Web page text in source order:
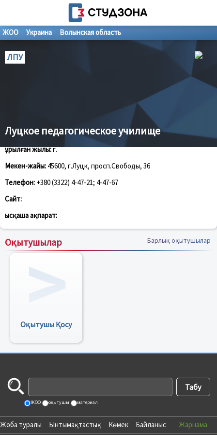
ЖОО Украина Волынская область
ЛПУ
Луцкое педагогическое училище
Құрылған жылы:г.
Мекен-жайы: 45600, г.Луцк, просп.Свободы, 36
Телефон: +380 (3322) 4-47-21; 4-47-67
Сайт:
Қысқаша ақпарат:
Оқытушылар Барлық оқытушылар
Оқытушы Қосу
ЖОО оқытушы материал
Жоба туралы Ынтымақтастық Көмек Байланыс Жарнама